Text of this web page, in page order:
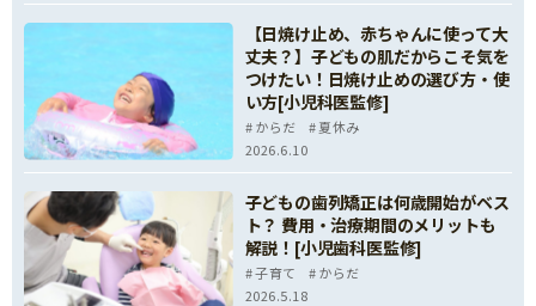
【日焼け止め、赤ちゃんに使って大
丈夫？】子どもの肌だからこそ気を
つけたい！日焼け止めの選び方・使
い方[小児科医監修]
からだ
夏休み
2026.6.10
子どもの歯列矯正は何歳開始がベス
ト？ 費用・治療期間のメリットも
解説！[小児歯科医監修]
子育て
からだ
2026.5.18